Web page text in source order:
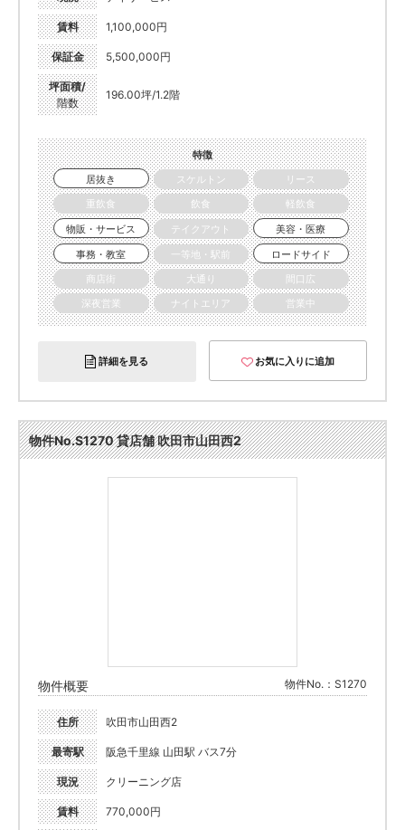
賃料 1,100,000円
保証金 5,500,000円
坪面積/
階数
196.00坪/1.2階
特徴
居抜き
スケルトン
リース
重飲食
飲食
軽飲食
物販・サービス
テイクアウト
美容・医療
事務・教室
一等地・駅前
ロードサイド
商店街
大通り
間口広
深夜営業
ナイトエリア 営業中
詳細を見る お気に入りに追加
物件No.S1270 貸店舗 吹田市山田西2
物件概要 物件No.：S1270
住所 吹田市山田西2
最寄駅 阪急千里線 山田駅 バス7分
現況 クリーニング店
賃料 770,000円